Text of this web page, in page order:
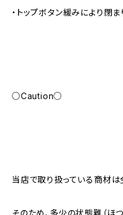
・トップボタン緩みにより閉
○Caution○
当店で取り扱っている商材は
そのため、多少の状態難（ほつ